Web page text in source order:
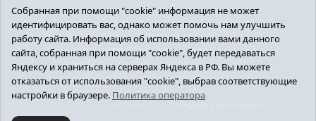
12+ © 2018 Armizon72.ру. Главный редактор:
Мелешко Владимир Михайлович. Учредитель:
АНО «ИИЦ «Армизонский вестник». E-mail:
armizon_gazeta@obl72.ruРегистрационный
номер СМИ ЭЛ № ФС77-66939 от 25.08.2016 г.
выдано Федеральной службой по надзору в
сфере связи, информационных технологий и
Собранная при помощи "cookie" информация не может
идентифицировать вас, однако может помочь нам улучшить
работу сайта. Информация об использовании вами данного
сайта, собранная при помощи "cookie", будет передаваться
Яндексу и храниться на серверах Яндекса в РФ. Вы можете
отказаться от использования "cookie", выбрав соответствующие
настройки в браузере. Политика оператора